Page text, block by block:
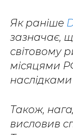
Як раніше
зазначає,
світовому
місяцями
наслідками
Також,
висловив